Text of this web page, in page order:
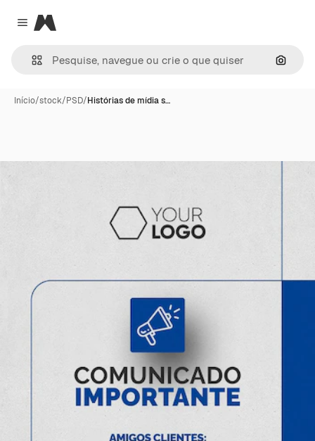
Close menu
Magnific
Início/stock/PSD/Histórias de mídia s…